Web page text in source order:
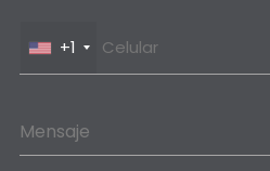
+1
Mensaje